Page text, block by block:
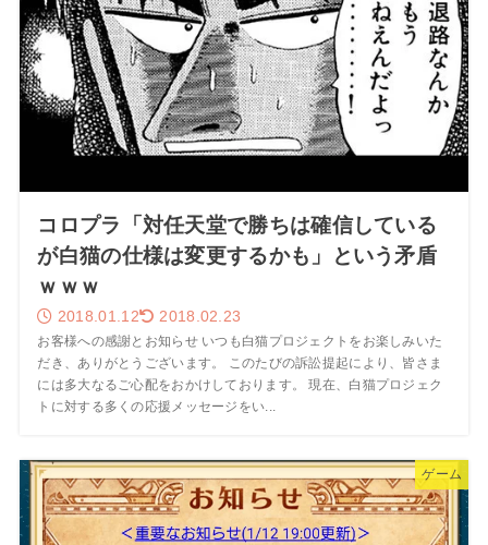
コロプラ「対任天堂で勝ちは確信している
が白猫の仕様は変更するかも」という矛盾
ｗｗｗ
2018.01.12 2018.02.23
お客様への感謝とお知らせ いつも白猫プロジェクトをお楽しみいた
だき、ありがとうございます。 このたびの訴訟提起により、皆さま
には多大なるご心配をおかけしております。 現在、白猫プロジェク
トに対する多くの応援メッセージをい...
ゲーム